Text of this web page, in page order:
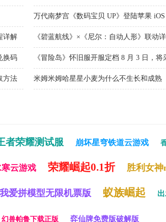
望售出 3700 万-5100 万份
万代南梦宫《数码宝贝 UP》登陆苹果 iOS
主打数码兽收集养成与进化
详解 《碧蓝航线》×《尼尔：自动人形》联动
7 月 16 日上线
换码 《冒险岛》怀旧服开服定档 8 月 3 日，
营模式
方法 米姆米姆哈星星小麦为什么不生长和成熟
者荣耀测试服 崩坏星穹铁道云游戏
云游戏 荣耀崛起0.1折 胜利女
我爱拼模型无限机票版 蚁族崛起
幻兽帕鲁下载正版 弈仙牌免费版破解版